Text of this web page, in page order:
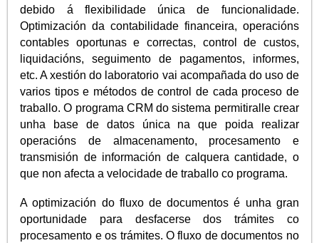
debido á flexibilidade única de funcionalidade.
Optimización da contabilidade financeira, operacións
contables oportunas e correctas, control de custos,
liquidacións, seguimento de pagamentos, informes,
etc. A xestión do laboratorio vai acompañada do uso de
varios tipos e métodos de control de cada proceso de
traballo. O programa CRM do sistema permitiralle crear
unha base de datos única na que poida realizar
operacións de almacenamento, procesamento e
transmisión de información de calquera cantidade, o
que non afecta a velocidade de traballo co programa.
A optimización do fluxo de documentos é unha gran
oportunidade para desfacerse dos trámites co
procesamento e os trámites. O fluxo de documentos no